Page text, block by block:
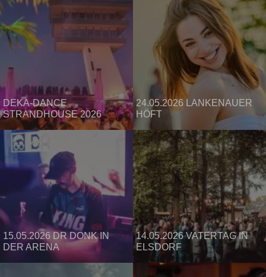
DEKA-DANCE
STRANDHOUSE 2026
24.05.2026 LANKENAUER
HÖFT
15.05.2026 DR DONK IN
DER ARENA
14.05.2026 VATERTAG IN
ELSDORF